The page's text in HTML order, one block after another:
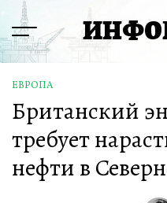
Перейти
содержимому
Menu
ОПУБЛИКОВАНО
В
ЕВРОПА
Британский
требует
нефти в